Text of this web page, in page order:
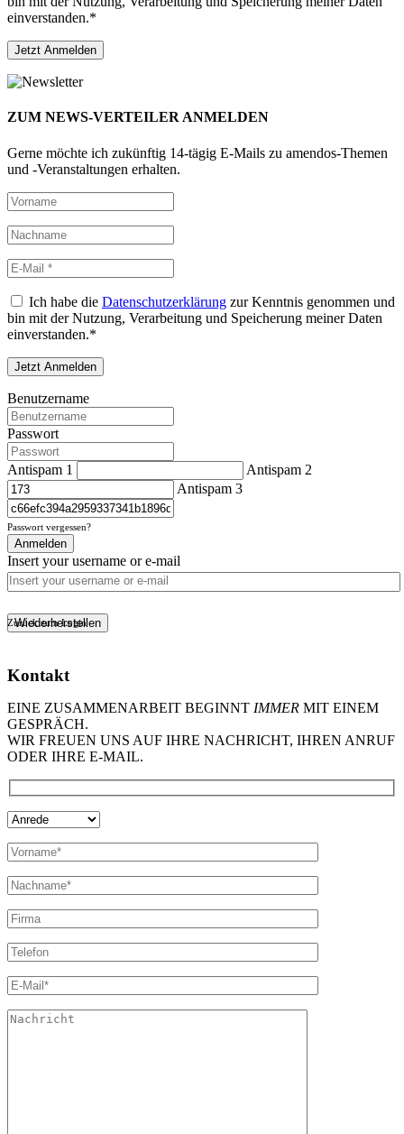
einverstanden.*
ZUM NEWS-VERTEILER ANMELDEN
Gerne möchte ich zukünftig 14-tägig E-Mails zu amendos-Themen
und -Veranstaltungen erhalten.
Ich habe die Datenschutzerklärung zur Kenntnis genommen und
bin mit der Nutzung, Verarbeitung und Speicherung meiner Daten
einverstanden.*
Benutzername
Passwort
Antispam 1
Antispam 2
Antispam 3
Passwort vergessen?
Anmelden
Insert your username or e-mail
Zurück zum Login
Wiederherstellen
Kontakt
EINE ZUSAMMENARBEIT BEGINNT IMMER MIT EINEM
GESPRÄCH.
WIR FREUEN UNS AUF IHRE NACHRICHT, IHREN ANRUF
ODER IHRE E-MAIL.